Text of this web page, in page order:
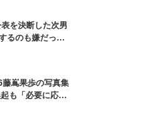
ネプロレポ】
を決断した次男
るのも嫌だっ
嶌果歩の写真集
も「必要に応じ